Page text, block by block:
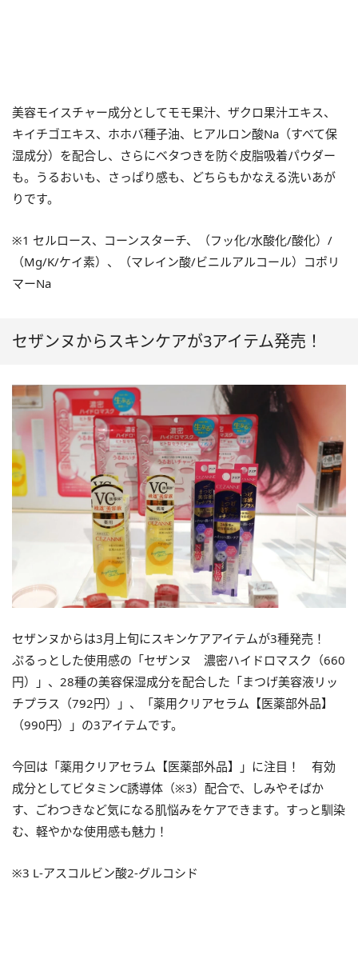
美容モイスチャー成分としてモモ果汁、ザクロ果汁エキス、
キイチゴエキス、ホホバ種子油、ヒアルロン酸Na（すべて保
湿成分）を配合し、さらにベタつきを防ぐ皮脂吸着パウダー
も。うるおいも、さっぱり感も、どちらもかなえる洗いあが
りです。
※1 セルロース、コーンスターチ、（フッ化/水酸化/酸化）/
（Mg/K/ケイ素）、（マレイン酸/ビニルアルコール）コポリ
マーNa
セザンヌからスキンケアが3アイテム発売！
セザンヌからは3月上旬にスキンケアアイテムが3種発売！
ぷるっとした使用感の「セザンヌ 濃密ハイドロマスク（660
円）」、28種の美容保湿成分を配合した「まつげ美容液リッ
チプラス（792円）」、「薬用クリアセラム【医薬部外品】
（990円）」の3アイテムです。
今回は「薬用クリアセラム【医薬部外品】」に注目！ 有効
成分としてビタミンC誘導体（※3）配合で、しみやそばか
す、ごわつきなど気になる肌悩みをケアできます。すっと馴染
む、軽やかな使用感も魅力！
※3 L-アスコルビン酸2-グルコシド